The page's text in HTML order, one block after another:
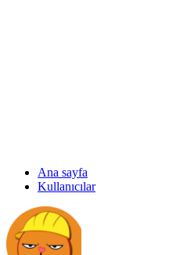
Ana sayfa
Kullanıcılar